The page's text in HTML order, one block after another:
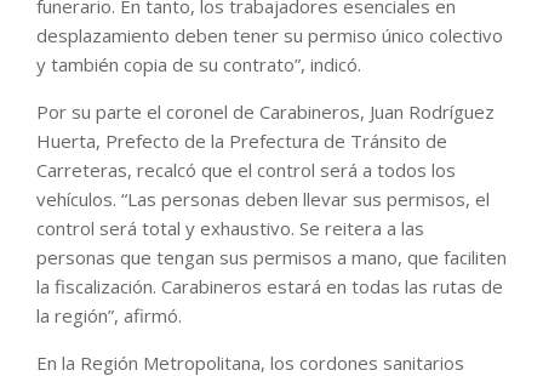
funerario. En tanto, los trabajadores esenciales en
desplazamiento deben tener su permiso único colectivo
y también copia de su contrato”, indicó.
Por su parte el coronel de Carabineros, Juan Rodríguez
Huerta, Prefecto de la Prefectura de Tránsito de
Carreteras, recalcó que el control será a todos los
vehículos. “Las personas deben llevar sus permisos, el
control será total y exhaustivo. Se reitera a las
personas que tengan sus permisos a mano, que faciliten
la fiscalización. Carabineros estará en todas las rutas de
la región”, afirmó.
En la Región Metropolitana, los cordones sanitarios